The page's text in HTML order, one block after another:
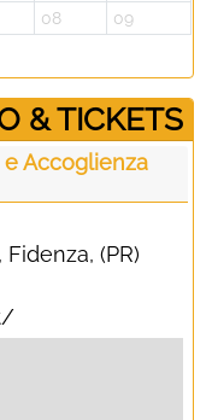
08 09
& TICKETS
Accoglienza
(PR)